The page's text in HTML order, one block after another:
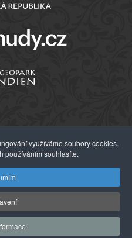
muzeum v Plzni
Agionet s.r.o.
využíváme soubory cookies.
používáním souhlasíte.